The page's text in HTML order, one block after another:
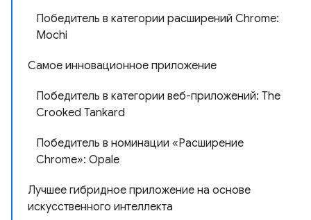
Победитель в категории расширений Chrome:
Mochi
Самое инновационное приложение
Победитель в категории веб-приложений: The
Crooked Tankard
Победитель в номинации «Расширение
Chrome»: Opale
Лучшее гибридное приложение на основе
искусственного интеллекта